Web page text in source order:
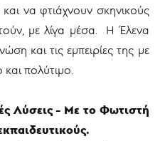
να φτιάχνουν σκηνικούς
με λίγα μέσα. Η Έλενα
και τις εμπειρίες της με
πολύτιμο.
Λύσεις - Με το Φωτιστή